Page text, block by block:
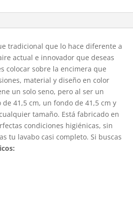
tradicional que lo hace diferente a
actual e innovador que deseas
colocar sobre la encimera que
material y diseño en color
un solo seno, pero al ser un
41,5 cm, un fondo de 41,5 cm y
tamaño. Está fabricado en
condiciones higiénicas, sin
tu lavabo casi completo. Si buscas